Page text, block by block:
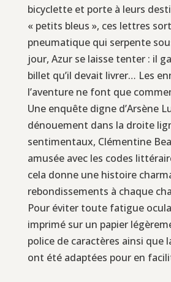
bicyclette et porte à leurs
« petits bleus », ces lettres
pneumatique qui serpente
jour, Azur se laisse tenter : il
billet qu’il devait livrer… Les
l’aventure ne font que
Une enquête digne d’Arsène
dénouement dans la droite
sentimentaux, Clémentine
amusée avec les codes
cela donne une histoire
rebondissements à chaque
Pour éviter toute fatigue
imprimé sur un papier
police de caractères ainsi que
ont été adaptées pour en